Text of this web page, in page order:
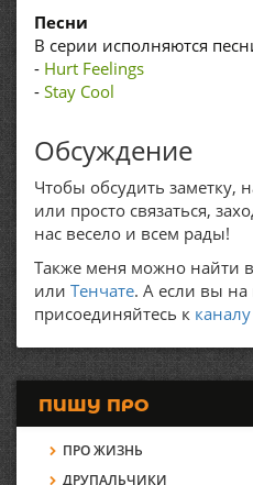
Песни
В серии исполняются
- Hurt Feelings
- Stay Cool
Обсуждение
Чтобы обсудить заметку,
или просто связаться,
нас весело и всем рады!
Также меня можно найти в
или Тенчате. А если вы на
присоединяйтесь к
ПИШУ ПРО
ПРО ЖИЗНЬ
ДРУПАЛЬЧИКИ